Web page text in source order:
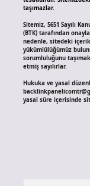
taşımazlar.
Sitemiz, 5651 Sayılı
(BTK) tarafından
nedenle, sitedeki
yükümlülüğümüz
sorumluluğunu
etmiş sayılırlar.
Hukuka ve yasal
yasal süre içerisinde